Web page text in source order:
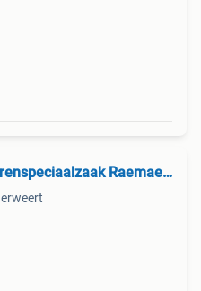
Dierenspeciaalzaak Raemaekers